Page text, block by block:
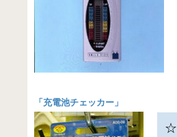
「 充電池チェッカー 」
☆